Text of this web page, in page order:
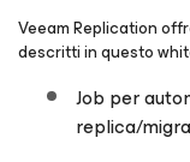
Veeam Replication
descritti in questo
Job per
replica/